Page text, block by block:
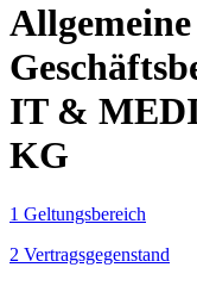
Allgemeine
IT &
KG
1 Geltungsbereich
2 Vertragsgegenstand